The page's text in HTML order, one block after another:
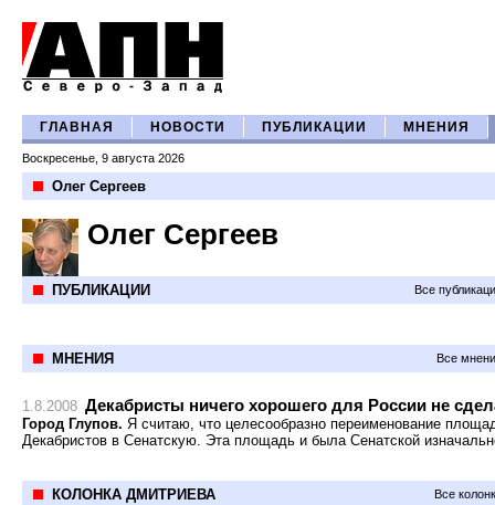
ГЛАВНАЯ НОВОСТИ ПУБЛИКАЦИИ МНЕНИЯ
Воскресенье, 9 августа 2026
Олег Сергеев
Олег Сергеев
ПУБЛИКАЦИИ Все
МНЕНИЯ Все
1.8.2008 Декабристы ничего хорошего для России не
Город Глупов. Я считаю, что целесообразно переименование
Декабристов в Сенатскую. Эта площадь и была Сенатской
КОЛОНКА ДМИТРИЕВА Все